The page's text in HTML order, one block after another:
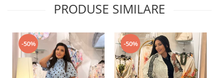
PRODUSE SIMILARE
-50% -50%